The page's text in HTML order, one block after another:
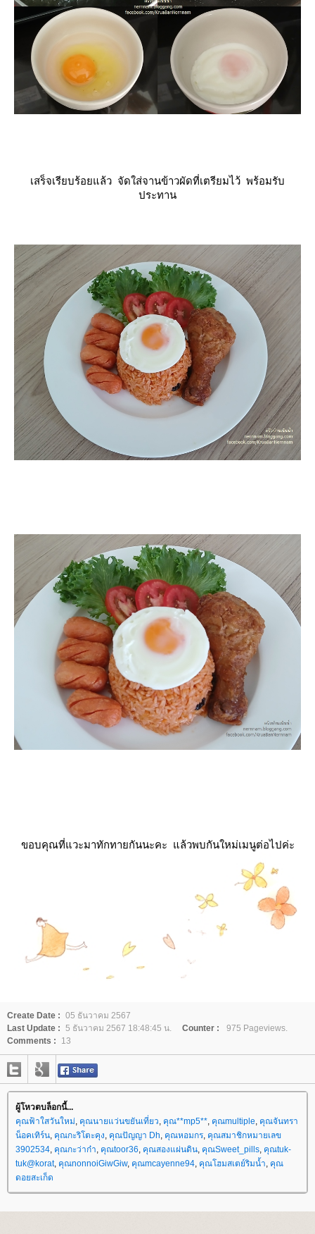
เสร็จเรียบร้อยแล้ว จัดใส่จานข้าวผัดที่เตรียมไว้ พร้อมรับ
ประทาน
ขอบคุณที่แวะมาทักทายกันนะคะ แล้วพบกันใหม่เมนูต่อไปค่ะ
Create Date : 05 ธันวาคม 2567
Last Update : 5 ธันวาคม 2567 18:48:45 น. Counter :
975 Pageviews.
Comments :
13
ผู้โหวตบล็อกนี้...
คุณฟ้าใสวันใหม่, คุณนายแว่นขยันเที่ยว, คุณ**mp5**, คุณmultiple, คุณจันทรา
น็อคเทิร์น, คุณกะริโตะคุง, คุณปัญญา Dh, คุณหอมกร, คุณสมาชิกหมายเลข
3902534, คุณกะว่าก๋า, คุณtoor36, คุณสองแผ่นดิน, คุณSweet_pills, คุณtuk-
tuk@korat, คุณnonnoiGiwGiw, คุณmcayenne94, คุณโฮมสเตย์ริมน้ำ, คุณ
ดอยสะเก็ด